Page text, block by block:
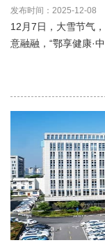
发布时间：2025-12-08
12月7日，大雪节气
意融融，“鄂享健康·